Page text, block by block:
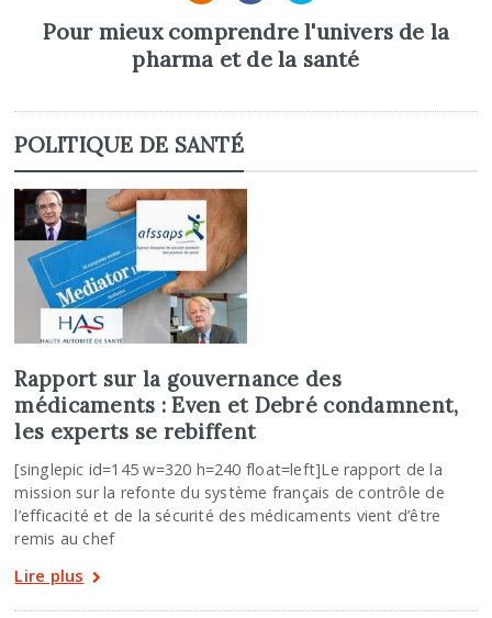
Pour mieux comprendre l'univers de la
pharma et de la santé
POLITIQUE DE SANTÉ
Rapport sur la gouvernance des
médicaments : Even et Debré condamnent,
les experts se rebiffent
[singlepic id=145 w=320 h=240 float=left]Le rapport de la
mission sur la refonte du système français de contrôle de
l’efficacité et de la sécurité des médicaments vient d’être
remis au chef
Lire plus